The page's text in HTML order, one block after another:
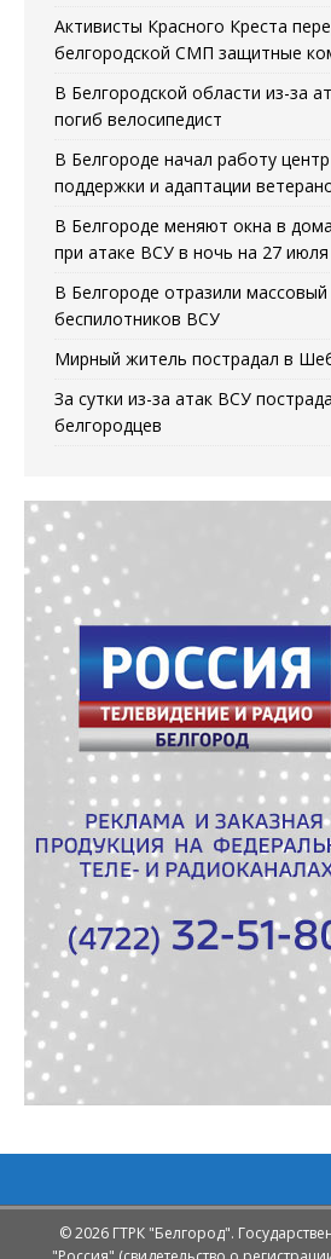
Активисты Красного Креста
белгородской СМП защитные
В Белгородской области из-за
погиб велосипедист
В Белгороде начал работу
поддержки и адаптации
В Белгороде меняют окна в
при атаке ВСУ в ночь на 27 июля
В Белгороде отразили массовый
беспилотников ВСУ
️Мирный житель пострадал в
За сутки из-за атак ВСУ
белгородцев
© 2026 ГТРК "Белгород".